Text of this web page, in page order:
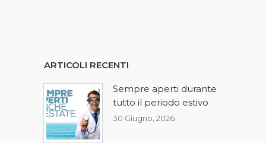
ARTICOLI RECENTI
Sempre aperti durante
tutto il periodo estivo
30 Giugno, 2026